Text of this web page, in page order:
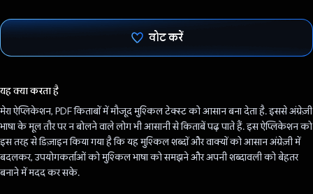
वोट करें
यह क्या करता है
मेरा ऐप्लिकेशन, PDF किताबों में मौजूद मुश्किल टेक्स्ट को आसान बना देता है. इससे अंग्रेज़ी
भाषा के मूल तौर पर न बोलने वाले लोग भी आसानी से किताबें पढ़ पाते हैं. इस ऐप्लिकेशन को
इस तरह से डिज़ाइन किया गया है कि यह मुश्किल शब्दों और वाक्यों को आसान अंग्रेज़ी में
बदलकर, उपयोगकर्ताओं को मुश्किल भाषा को समझने और अपनी शब्दावली को बेहतर
बनाने में मदद कर सके.